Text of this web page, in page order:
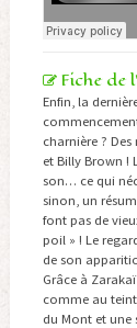
Fiche de
Enfin, la
charnière ?
et Billy Brown !
son… ce qui
sinon, un
font pas de
poil » ! Le
de son
Grâce à
comme au
du Mont et une